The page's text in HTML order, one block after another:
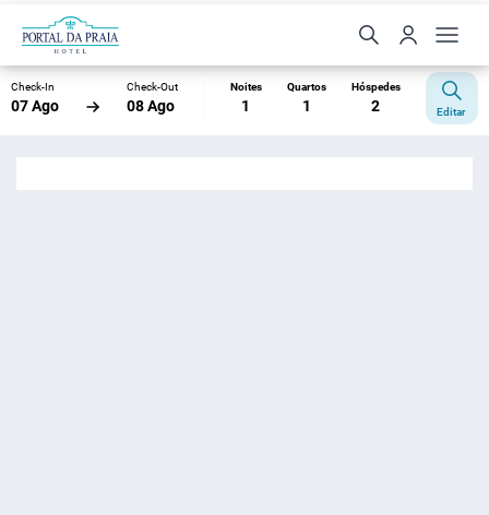
Check-In
07 Ago
Check-Out
08 Ago
Noites
1
Quartos
1
Hóspedes
2 Editar